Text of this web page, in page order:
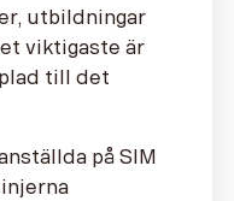
utbildningar
viktigaste är
till det
på SIM